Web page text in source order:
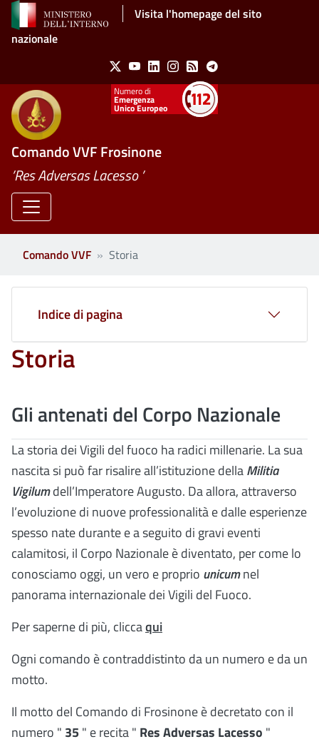
Salta al contenuto principaleVisita l'homepage del sito
nazionale
Social Menu
X YoutubeLinkedinInstagram
Feed Telegram
Emergenza
Unico Europeo
Comando VVF Frosinone
’Res Adversas Lacesso ’
Comando VVF Storia
Storia
Gli antenati del Corpo Nazionale
La storia dei Vigili del fuoco ha radici millenarie. La sua
nascita si può far risalire all’istituzione dellaMilitia
Vigilumdell’Imperatore Augusto. Da allora, attraverso
l’evoluzione di nuove professionalità e dalle esperienze
spesso nate durante e a seguito di gravi eventi
calamitosi, il Corpo Nazionale è diventato, per come lo
conosciamo oggi, un vero e proprio unicumnel
panorama internazionale dei Vigili del Fuoco.
Per saperne di più, cliccaqui
Ogni comando è contraddistinto da un numero e da un
motto.
Il motto del Comando di Frosinone è decretato con il
numero " 35" e recita " Res Adversas Lacesso "
Indice di pagina